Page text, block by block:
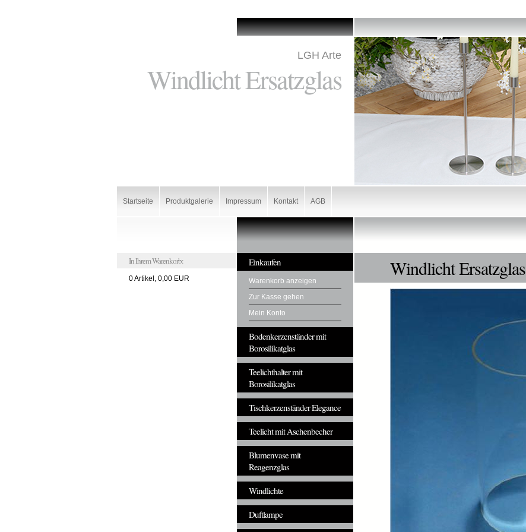
LGH Arte
Windlicht Ersatzglas
Startseite Produktgalerie Impressum Kontakt AGB
In Ihrem Warenkorb:
0Artikel, 0,00 EUR
Einkaufen
Warenkorb anzeigen
Zur Kasse gehen
Mein Konto
Bodenkerzenständer mit
Borosilikatglas
Teelichthalter mit
Borosilikatglas
Tischkerzenständer Elegance
Teelicht mit Aschenbecher
Blumenvase mit
Reagenzglas
Windlichte
Duftlampe
Windlicht Ersatzglas